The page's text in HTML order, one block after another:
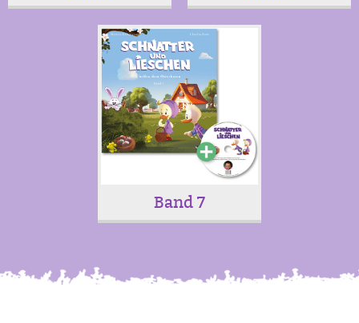
Band 7